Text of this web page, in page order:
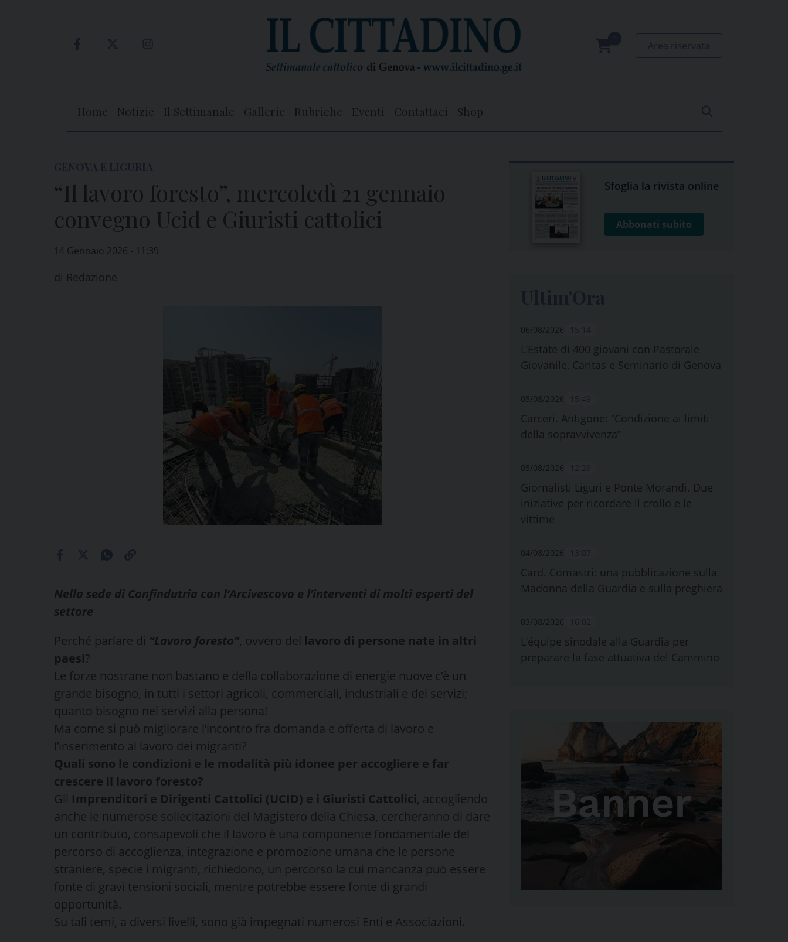
Home Notizie Il Settimanale Gallerie Rubriche Eventi Contattaci Shop
“Il lavoro foresto”, mercoledì 21 gennaio
convegno Ucid e Giuristi cattolici
14 Gennaio 2026 - 11:39
di Redazione
Nella sede di Confindutria con l’Arcivescovo e l’interventi di molti esperti del
settore
Perché parlare di “Lavoro foresto”, ovvero del lavoro di persone nate in altri
paesi?
Le forze nostrane non bastano e della collaborazione di energie nuove c’è un
grande bisogno, in tutti i settori agricoli, commerciali, industriali e dei servizi;
quanto bisogno nei servizi alla persona!
Ma come si può migliorare l’incontro fra domanda e offerta di lavoro e
l’inserimento al lavoro dei migranti?
Quali sono le condizioni e le modalità più idonee per accogliere e far
crescere il lavoro foresto?
Gli Imprenditori e Dirigenti Cattolici (UCID) e i Giuristi Cattolici, accogliendo
anche le numerose sollecitazioni del Magistero della Chiesa, cercheranno di dare
un contributo, consapevoli che il lavoro è una componente fondamentale del
percorso di accoglienza, integrazione e promozione umana che le persone
straniere, specie i migranti, richiedono, un percorso la cui mancanza può essere
fonte di gravi tensioni sociali, mentre potrebbe essere fonte di grandi
opportunità.
Su tali temi, a diversi livelli, sono già impegnati numerosi Enti e Associazioni.
Sfoglia la rivista online
Abbonati subito
06/08/2026
L’Estate di 400 giovani con Pastorale
Giovanile, Caritas e Seminario di Genova
05/08/2026
Carceri. Antigone: “Condizione ai limiti
della sopravvivenza”
05/08/2026
Giornalisti Liguri e Ponte Morandi. Due
iniziative per ricordare il crollo e le
vittime
04/08/2026
Card. Comastri: una pubblicazione sulla
Madonna della Guardia e sulla preghiera
03/08/2026
L’équipe sinodale alla Guardia per
preparare la fase attuativa del Cammino